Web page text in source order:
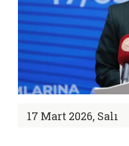
17 Mart 2026, Salı